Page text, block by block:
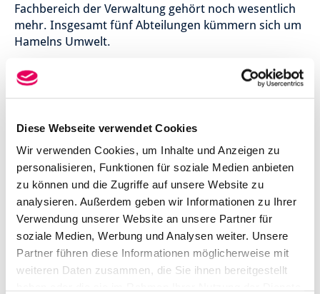
Diese Webseite verwendet Cookies
Wir verwenden Cookies, um Inhalte und Anzeigen zu
personalisieren, Funktionen für soziale Medien anbieten
zu können und die Zugriffe auf unsere Website zu
analysieren. Außerdem geben wir Informationen zu Ihrer
Verwendung unserer Website an unsere Partner für
soziale Medien, Werbung und Analysen weiter. Unsere
Partner führen diese Informationen möglicherweise mit
weiteren Daten zusammen, die Sie ihnen bereitgestellt
Fachbereich der Verwaltung gehört noch wesentlich
mehr. Insgesamt fünf Abteilungen kümmern sich um
Hamelns Umwelt.
Umwelt und Klimaschutz
Abteilung 52:Verkehrsplanung und
Abteilung 53:Stadtgrün
Abteilung 55:Betriebshof und Friedhöfe
Abteilung 57:Forstamt
Kontakt zum
Fachbereich
Wo sitzt die Leitung?